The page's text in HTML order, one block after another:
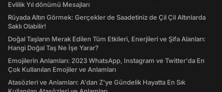
Evlilik Yıl dönümü Mesajları
Rüyada Altın Görmek: Gerçekler de Saadetiniz de Çil Çil Altınlarda
Saklı Olabilir!
Doğal Taşların Merak Edilen Tüm Etkileri, Enerjileri ve Şifa Alanları:
Hangi Doğal Taş Ne İşe Yarar?
Emojilerin Anlamları: 2023 WhatsApp, Instagram ve Twitter'da En
Çok Kullanılan Emojiler ve Anlamları
Atasözleri ve Anlamları: A'dan Z'ye Gündelik Hayatta En Sık